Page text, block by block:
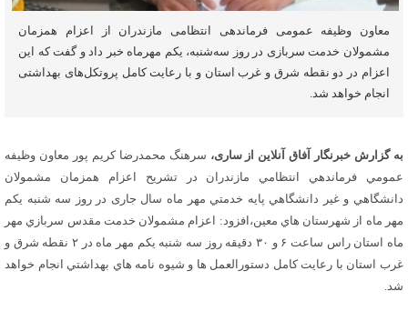
معاون وظیفه عمومی فرماندهی انتظامی مازندران از اعزام همزمان
مشمولان خدمت سربازی در روز سه‌شنبه، یکم مهرماه خبر داد و گفت که این
اعزام در دو نقطه شرق و غرب استان و با رعایت کامل پروتکل‌های بهداشتی
انجام خواهد شد.
به گزارش خبرنگار آفاق آنلاین از ساری، سرهنگ محمدرضا کريم پور معاون وظيفه
عمومي فرماندهي انتظامي مازندران در تشریح اعزام همزمان مشمولان
دانشگاهي و غير دانشگاهي پايه خدمتي مهر ماه سال جاری در روز سه شنبه يکم
مهر ماه از شهرستان هاي معين،افزود: اعزام مشمولان خدمت مقدس سربازي مهر
ماه استان راس ساعت ۶ و ۳۰ دقيقه روز سه شنبه يکم مهر ماه در ۲ نقطه شرق و
غرب استان با رعايت کامل دستورالعمل ها و شيوه نامه هاي بهداشتي انجام خواهد
شد.